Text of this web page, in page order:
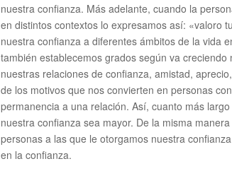
nuestra confianza. Más adelante, cuando la
en distintos contextos lo expresamos así: «valoro
nuestra confianza a diferentes ámbitos de la vida
también establecemos grados según va
nuestras relaciones de confianza, amistad,
de los motivos que nos convierten en personas
permanencia a una relación. Así, cuanto más
nuestra confianza sea mayor. De la misma
personas a las que le otorgamos nuestra
en la confianza.